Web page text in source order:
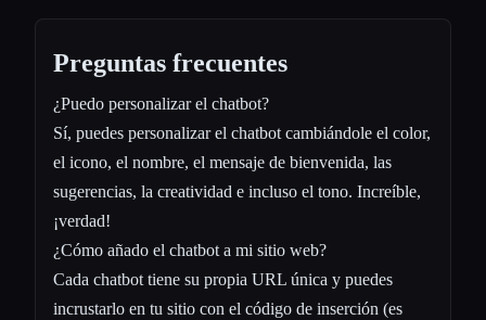
Preguntas frecuentes
¿Puedo personalizar el chatbot?
Sí, puedes personalizar el chatbot cambiándole el color,
el icono, el nombre, el mensaje de bienvenida, las
sugerencias, la creatividad e incluso el tono. Increíble,
¡verdad!
¿Cómo añado el chatbot a mi sitio web?
Cada chatbot tiene su propia URL única y puedes
incrustarlo en tu sitio con el código de inserción (es